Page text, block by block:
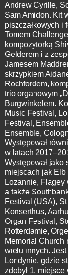
Andrew Cyrille,
Sam Amidon. Kit
piszczałkowych i
Tomem
kompozytorką
Gelderem i z
Jamesem
skrzypkiem
Rochfordem,
trio organowym
Burgwinkelem.
Music Festival,
Festival,
Ensemble,
Występował
w latach
Występował jako
miejscach jak
Lozannie, Flagey
a także
Festival (USA),
Konserthus,
Organ Festival,
Rotterdamie,
Memorial Church
wielu innych.
Londynie, gdzie
zdobył 1.